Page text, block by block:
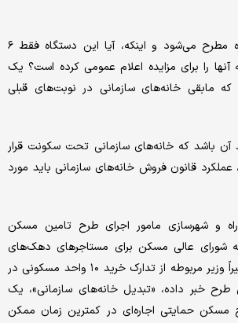
یک پرسش در این باره مطرح می‌شود و اینکه، آیا این دستگاه فقط ۶
آنها را برای مزایده اعلام عمومی کرده است؟ یک
مابقی خانه‌های سازمانی در نوبت‌های قبلی
آن باشد که خانه‌های سازمانی تحت سکونت قرار
قانون فروش خانه‌های سازمانی باید مورد
و شهرسازی مامور اجرای طرح تامین مسکن
شورای عالی مسکن برای مستاجرهای دهک‌های
پایین جامعه شده و اخیراً وزیر مربوطه از تدارک خرید ۱۰ واحد مسکونی در
طرح خبر داده، «تبدیل خانه‌های سازمانی»، یک
مسکن حمایتی اجاره‌ای در کمترین زمان ممکن